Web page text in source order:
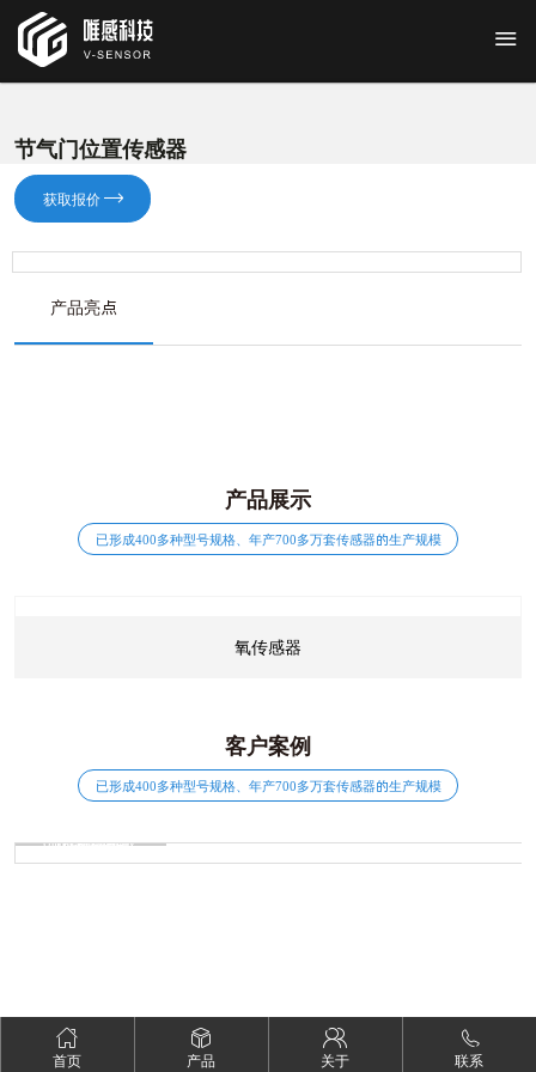
节气门位置传感器
获取报价
产品亮点
产品展示
已形成400多种型号规格、年产700多万套传感器的生产规模
氧传感器
客户案例
已形成400多种型号规格、年产700多万套传感器的生产规模
01奇瑞小蚂蚁
02奇瑞商用
03长城炮
04长城H6
首页 产品 关于 联系